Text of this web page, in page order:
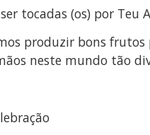
tocadas (os) por
produzir bons
neste mundo tão